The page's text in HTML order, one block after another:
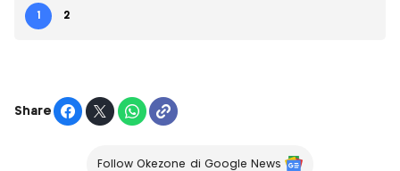
1 2
Share
Follow Okezone di Google News